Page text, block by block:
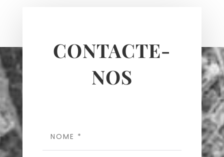
CONTACTE-
NOS